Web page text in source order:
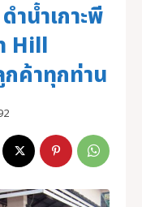
Search
ำน้ำเกาะพี
Hill
ค้าทุกท่าน